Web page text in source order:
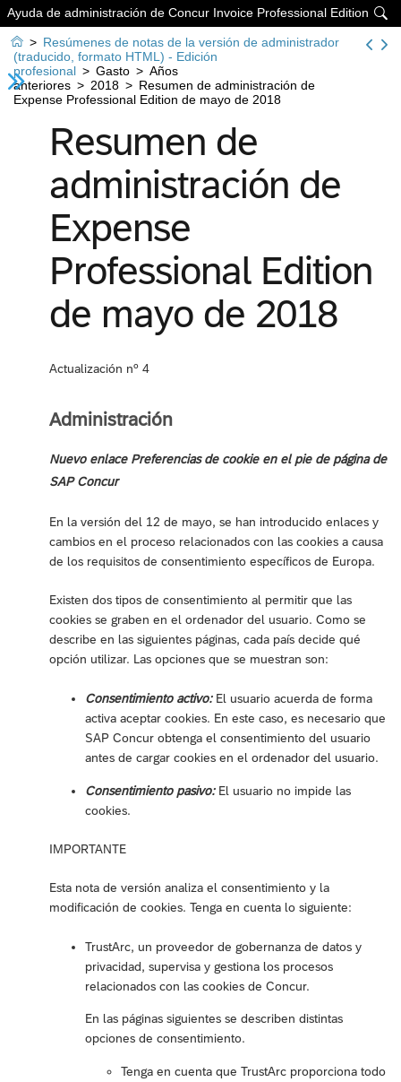

Ayuda de administración de Concur Invoice Professional Edition
 > Resúmenes de notas de la versión de administrador
(traducido, formato HTML) - Edición
profesional > Gasto > Años
anteriores > 2018 > Resumen de administración de
Expense Professional Edition de mayo de 2018
Resumen de
administración de
Expense
Professional Edition
de mayo de 2018
Actualización nº 4
Administración
Nuevo enlace Preferencias de cookie en el pie de página de
SAP Concur
En la versión del 12 de mayo, se han introducido enlaces y
cambios en el proceso relacionados con las cookies a causa
de los requisitos de consentimiento específicos de Europa.
Existen dos tipos de consentimiento al permitir que las
cookies se graben en el ordenador del usuario. Como se
describe en las siguientes páginas, cada país decide qué
opción utilizar. Las opciones que se muestran son:
Consentimiento activo:El usuario acuerda de forma
activa aceptar cookies. En este caso, es necesario que
SAP Concur obtenga el consentimiento del usuario
antes de cargar cookies en el ordenador del usuario.
Consentimiento pasivo:El usuario no impide las
cookies.
IMPORTANTE
Esta nota de versión analiza el consentimiento y la
modificación de cookies. Tenga en cuenta lo siguiente:
TrustArc, un proveedor de gobernanza de datos y
privacidad, supervisa y gestiona los procesos
relacionados con las cookies de Concur.
En las páginas siguientes se describen distintas
opciones de consentimiento.
Tenga en cuenta que TrustArc proporciona todo